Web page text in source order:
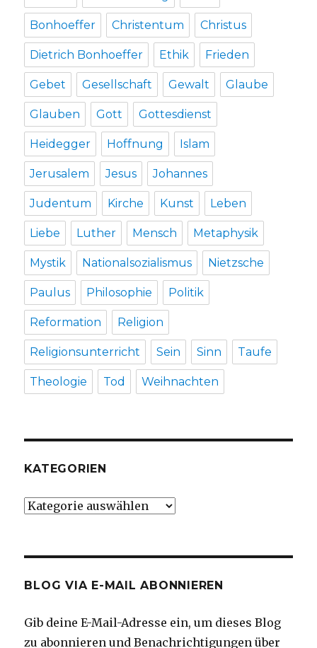
Bonhoeffer Christentum Christus
Dietrich Bonhoeffer Ethik Frieden
Gebet Gesellschaft Gewalt Glaube
Glauben Gott Gottesdienst
Heidegger Hoffnung Islam
Jerusalem Jesus Johannes
Judentum Kirche Kunst Leben
Liebe Luther Mensch Metaphysik
Mystik Nationalsozialismus Nietzsche
Paulus Philosophie Politik
Reformation Religion
Religionsunterricht Sein Sinn Taufe
Theologie Tod Weihnachten
KATEGORIEN
Kategorien
BLOG VIA E-MAIL ABONNIEREN
Gib deine E-Mail-Adresse ein, um dieses Blog
zu abonnieren und Benachrichtigungen über